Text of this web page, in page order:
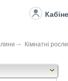
Кімнатні